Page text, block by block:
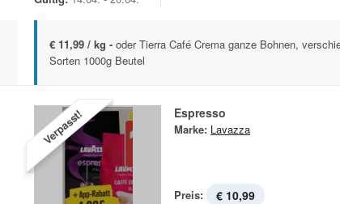
€ 11,99 / kg - oder Tierra Café Crema ganze Bohnen,
Sorten 1000g Beutel
Verpasst! Espresso
Marke: Lavazza
Preis: € 10,99